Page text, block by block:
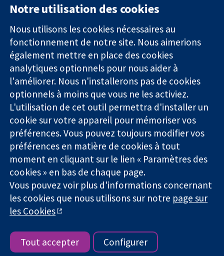
Des données
probantes.
Des décisions
éclairées.
Une meilleure
santé.
11-13 Cavendish
Square
Londres
W1G0AN
Royaume-Uni
nous
Actualités
Service de
presse
Qui sommes-
nous
Offres
d'emploi
Library
La Collaboration Cochrane est une association caritative (n°
1045921) et une société à responsabilité limitée par garantie (n°
03044323) enregistrée en Angleterre et au Pays de Galles. Numéro
de TVA : GB 718 2127 49.
Copyright © 2026 The Cochrane Collaboration
Conditions Générales|Mentions légales|Politique de
confidentialité|Politique d'usage des cookies
cookies
Notre utilisation des cookies
Nous utilisons les cookies nécessaires au
fonctionnement de notre site. Nous aimerions
également mettre en place des cookies
analytiques optionnels pour nous aider à
l'améliorer. Nous n'installerons pas de cookies
optionnels à moins que vous ne les activiez.
L'utilisation de cet outil permettra d'installer un
cookie sur votre appareil pour mémoriser vos
préférences. Vous pouvez toujours modifier vos
préférences en matière de cookies à tout
moment en cliquant sur le lien « Paramètres des
cookies » en bas de chaque page.
Vous pouvez voir plus d'informations concernant
les cookies que nous utilisons sur notre page sur
les Cookies
Tout accepter Configurer